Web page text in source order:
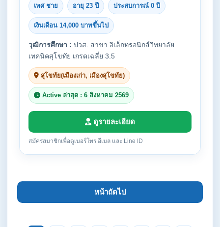
เพศ ชาย อายุ 23 ปี ประสบการณ์ 0 ปี
เงินเดือน 14,000 บาทขึ้นไป
วุฒิการศึกษา : ปวส. สาขา อิเล็กทรอนิกส์วิทยาลัย
เทคนิคสุโขทัย เกรดเฉลี่ย 3.5
สุโขทัย(เมืองเก่า, เมืองสุโขทัย)
Active ล่าสุด : 6 สิงหาคม 2569
ดูรายละเอียด
สมัครสมาชิกเพื่อดูเบอร์โทร อีเมล และ Line ID
หน้าถัดไป